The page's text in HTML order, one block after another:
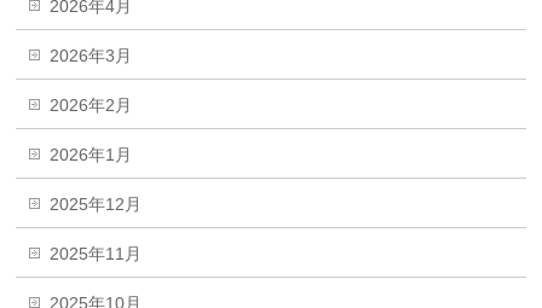
2026年4月
2026年3月
2026年2月
2026年1月
2025年12月
2025年11月
2025年10月